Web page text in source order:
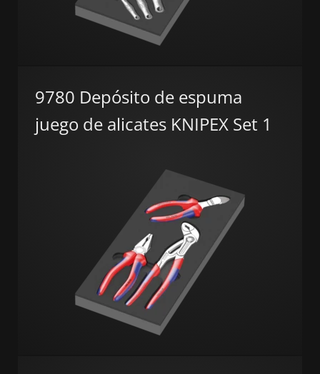
9780 Depósito de espuma
juego de alicates KNIPEX Set 1